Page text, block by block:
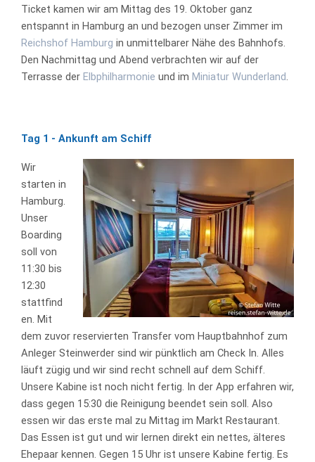
Ticket kamen wir am Mittag des 19. Oktober ganz
entspannt in Hamburg an und bezogen unser Zimmer im
Reichshof Hamburg in unmittelbarer Nähe des Bahnhofs.
Den Nachmittag und Abend verbrachten wir auf der
Terrasse der Elbphilharmonie und im Miniatur Wunderland.
Tag 1 - Ankunft am Schiff
Wir
starten in
Hamburg.
Unser
Boarding
soll von
11:30 bis
12:30
stattfind
en. Mit
dem zuvor reservierten Transfer vom Hauptbahnhof zum
Anleger Steinwerder sind wir pünktlich am Check In. Alles
läuft zügig und wir sind recht schnell auf dem Schiff.
Unsere Kabine ist noch nicht fertig. In der App erfahren wir,
dass gegen 15:30 die Reinigung beendet sein soll. Also
essen wir das erste mal zu Mittag im Markt Restaurant.
Das Essen ist gut und wir lernen direkt ein nettes, älteres
Ehepaar kennen. Gegen 15 Uhr ist unsere Kabine fertig. Es